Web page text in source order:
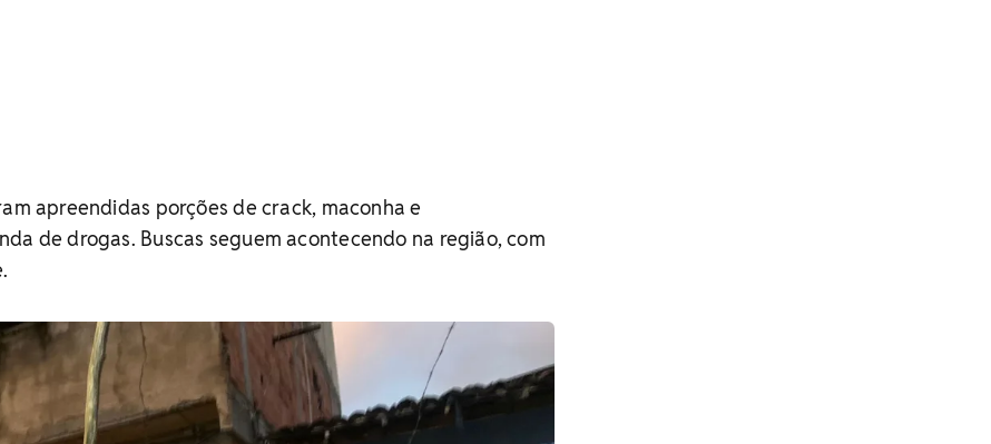
apreendidas porções de crack, maconha e
de drogas. Buscas seguem acontecendo na região, com